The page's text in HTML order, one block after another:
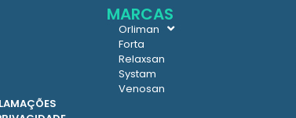
MARCAS
Orliman
Forta
Relaxsan
Systam
Venosan